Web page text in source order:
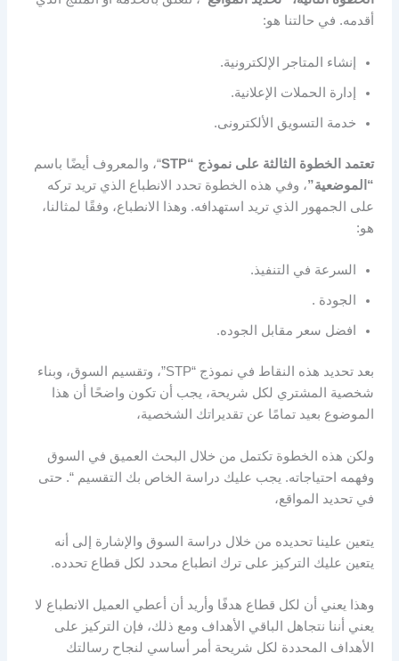
أقدمه. في حالتنا هو:
إنشاء المتاجر الإلكترونية.
إدارة الحملات الإعلانية.
خدمة التسويق الألكترونى.
تعتمد الخطوة الثالثة على نموذج “STP
“، والمعروف أيضًا باسم
“الموضعية”، وفي هذه الخطوة تحدد الانطباع الذي تريد تركه
على الجمهور الذي تريد استهدافه. وهذا الانطباع، وفقًا لمثالنا،
هو:
السرعة في التنفيذ.
الجودة .
افضل سعر مقابل الجوده.
بعد تحديد هذه النقاط في نموذج “STP”، وتقسيم السوق، وبناء
شخصية المشتري لكل شريحة، يجب أن تكون واضحًا أن هذا
الموضوع بعيد تمامًا عن تقديراتك الشخصية،
ولكن هذه الخطوة تكتمل من خلال البحث العميق في السوق
وفهمه احتياجاته. يجب عليك دراسة الخاص بك التقسيم “. حتى
في تحديد المواقع،
يتعين علينا تحديده من خلال دراسة السوق والإشارة إلى أنه
يتعين عليك التركيز على ترك انطباع محدد لكل قطاع تحدده.
وهذا يعني أن لكل قطاع هدفًا وأريد أن أعطي العميل الانطباع لا
يعني أننا نتجاهل الباقي الأهداف ومع ذلك، فإن التركيز على
الأهداف المحددة لكل شريحة أمر أساسي لنجاح رسالتك